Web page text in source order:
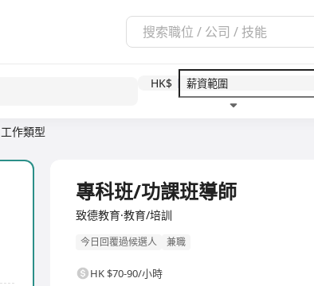
工作類型
HK$
專科班/功課班導師
致德教育·教育/培訓
今日回覆過候選人 兼職
HK $70-90/小時